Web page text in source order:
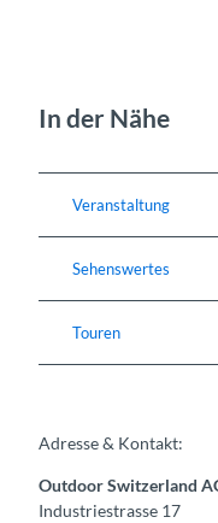
In der Nähe
Veranstaltung
Sehenswertes
Touren
Adresse & Kontakt:
Outdoor Switzerland
Industriestrasse 17